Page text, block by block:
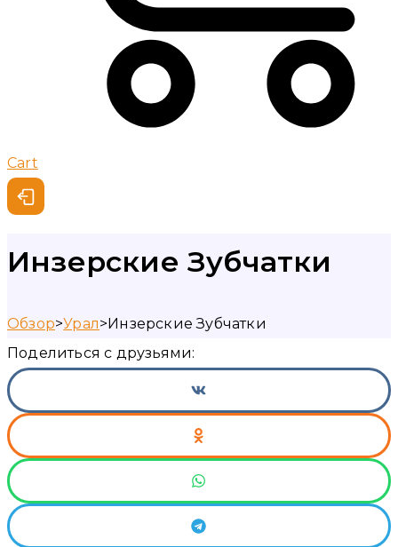
Cart
Инзерские Зубчатки
Обзор>Урал>Инзерские Зубчатки
Поделиться с друзьями: